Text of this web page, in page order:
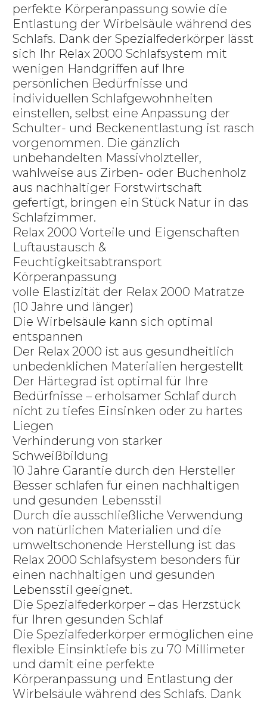
perfekte Körperanpassung sowie die
Entlastung der Wirbelsäule während des
Schlafs. Dank der Spezialfederkörper lässt
sich Ihr Relax 2000 Schlafsystem mit
wenigen Handgriffen auf Ihre
persönlichen Bedürfnisse und
individuellen Schlafgewohnheiten
einstellen, selbst eine Anpassung der
Schulter- und Beckenentlastung ist rasch
vorgenommen. Die gänzlich
unbehandelten Massivholzteller,
wahlweise aus Zirben- oder Buchenholz
aus nachhaltiger Forstwirtschaft
gefertigt, bringen ein Stück Natur in das
Schlafzimmer.
Relax 2000 Vorteile und Eigenschaften
Luftaustausch &
Feuchtigkeitsabtransport
Körperanpassung
volle Elastizität der Relax 2000 Matratze
(10 Jahre und länger)
Die Wirbelsäule kann sich optimal
entspannen
Der Relax 2000 ist aus gesundheitlich
unbedenklichen Materialien hergestellt
Der Härtegrad ist optimal für Ihre
Bedürfnisse – erholsamer Schlaf durch
nicht zu tiefes Einsinken oder zu hartes
Liegen
Verhinderung von starker
Schweißbildung
10 Jahre Garantie durch den Hersteller
Besser schlafen für einen nachhaltigen
und gesunden Lebensstil
Durch die ausschließliche Verwendung
von natürlichen Materialien und die
umweltschonende Herstellung ist das
Relax 2000 Schlafsystem besonders für
einen nachhaltigen und gesunden
Lebensstil geeignet.
Die Spezialfederkörper – das Herzstück
für Ihren gesunden Schlaf
Die Spezialfederkörper ermöglichen eine
flexible Einsinktiefe bis zu 70 Millimeter
und damit eine perfekte
Körperanpassung und Entlastung der
Wirbelsäule während des Schlafs. Dank